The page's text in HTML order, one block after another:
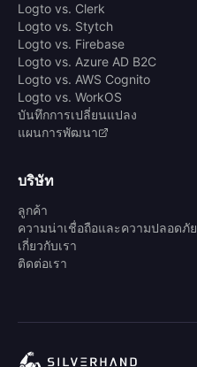
Logto vs. Clerk
Logto vs. Stytch
Logto vs. Firebase
Logto vs. Azure AD B2C
Logto vs. AWS Cognito
Logto vs. WorkOS
บันทึกการเปลี่ยนแปลง
แผนการพัฒนา
บริษัท
ลูกค้า
ความน่าเชื่อถือและความปลอดภัย
เกี่ยวกับเรา
ติดต่อเรา